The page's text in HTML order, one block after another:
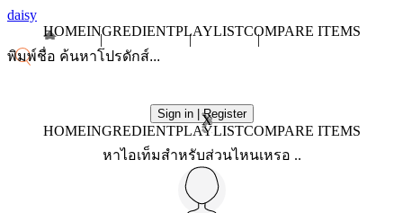
daisy
HOMEINGREDIENTPLAYLISTCOMPARE ITEMS
Sign in | Register
X
HOMEINGREDIENTPLAYLISTCOMPARE ITEMS
หาไอเท็มสำหรับส่วนไหนเหรอ ..